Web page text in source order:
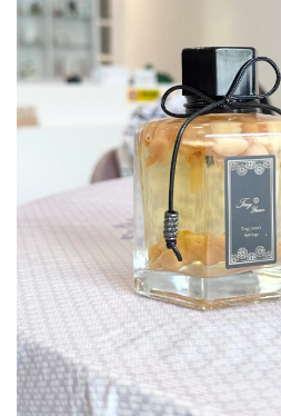
▲ 我自己選了一罐「茉戀茶花
徵招財與正氣，能帶來好運～
貝殼作為點綴，單單擺在家中